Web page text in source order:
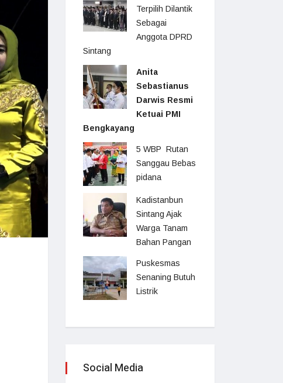
Terpilih Dilantik
Sebagai
Anggota DPRD
Sintang
Anita
Sebastianus
Darwis Resmi
Ketuai PMI
Bengkayang
5 WBP Rutan
Sanggau Bebas
pidana
Kadistanbun
Sintang Ajak
Warga Tanam
Bahan Pangan
Puskesmas
Senaning Butuh
Listrik
Social Media